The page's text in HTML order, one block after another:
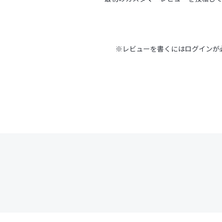
※レビューを書くにはログインが